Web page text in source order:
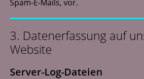
Spam-E-Mails, vor.
3. Datenerfassung auf
Website
Server-Log-Dateien